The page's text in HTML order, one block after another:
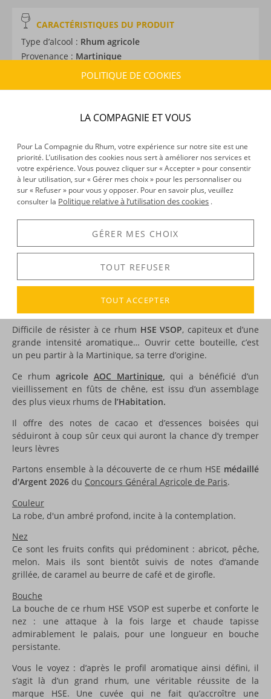
CARACTÉRISTIQUES DU PRODUIT
Type d’alcool : Rhum agricole
Provenance : Martinique
Médailles :Argent 2026 au Concours Général Agricole
de Paris, Or 2025 au Concours Général Agricole de
Paris, Argent 2022 au Concours Général Agricole de
Paris, Or 2020 à l'ISS Awards
Voir tous les produits :HSE
Difficile de résister à ce rhum HSE VSOP, capiteux et d’une
grande intensité aromatique… Ouvrir cette bouteille, c’est
un peu partir à la Martinique, sa terre d’origine.
Ce rhum agricole AOC Martinique, qui a bénéficié d’un
vieillissement en fûts de chêne, est issu d’un assemblage
des plus vieux rhums de l’Habitation.
Il offre des notes de cacao et d’essences boisées qui
séduiront à coup sûr ceux qui auront la chance d’y tremper
leurs lèvres
Partons ensemble à la découverte de ce rhum HSE médaillé
d'Argent 2026 du Concours Général Agricole de Paris.
Couleur
La robe, d'un ambré profond, incite à la contemplation.
Nez
Ce sont les fruits confits qui prédominent : abricot, pêche,
melon. Mais ils sont bientôt suivis de notes d’amande
grillée, de caramel au beurre de café et de girofle.
Bouche
La bouche de ce rhum HSE VSOP est superbe et conforte le
nez : une attaque à la fois large et chaude tapisse
admirablement le palais, pour une longueur en bouche
persistante.
Vous le voyez : d’après le profil aromatique ainsi défini, il
s’agit là d’un grand rhum, une véritable réussite de la
marque HSE. Une cuvée qui ne fait qu’accroître une
POLITIQUE DE COOKIES
LA COMPAGNIE ET VOUS
Pour La Compagnie du Rhum, votre expérience sur notre site est une
priorité. L’utilisation des cookies nous sert à améliorer nos services et
votre expérience. Vous pouvez cliquer sur « Accepter » pour consentir
à leur utilisation, sur « Gérer mes choix » pour les personnaliser ou
sur « Refuser » pour vous y opposer. Pour en savoir plus, veuillez
consulter la Politique relative à l’utilisation des cookies .
GÉRER MES CHOIX
TOUT REFUSER
TOUT ACCEPTER